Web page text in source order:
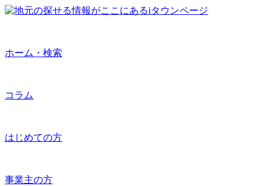
ホーム・検索
コラム
はじめての方
事業主の方